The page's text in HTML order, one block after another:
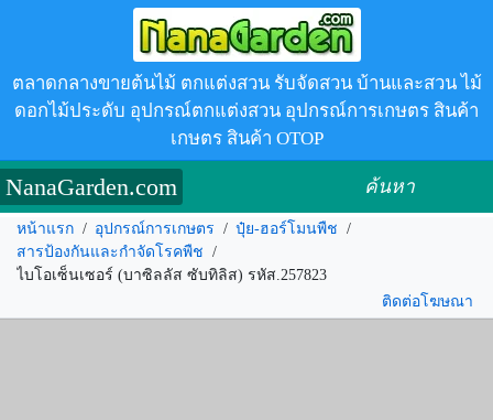
ตลาดกลางขายต้นไม้ ตกแต่งสวน รับจัดสวน บ้านและสวน ไม้
ดอกไม้ประดับ อุปกรณ์ตกแต่งสวน อุปกรณ์การเกษตร สินค้า
เกษตร สินค้า OTOP
NanaGarden.com ค้นหา
หน้าแรก / อุปกรณ์การเกษตร / ปุ๋ย-ฮอร์โมนพืช /
สารป้องกันและกำจัดโรคพืช /
ไบโอเซ็นเซอร์ (บาซิลลัส ซับทิลิส) รหัส.257823
ติดต่อโฆษณา